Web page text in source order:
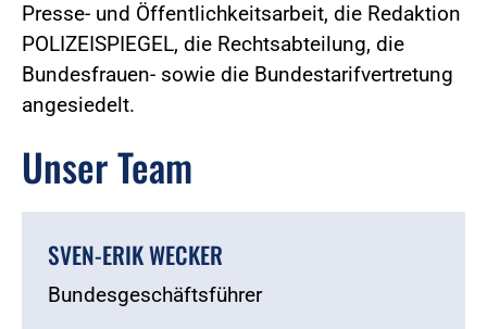
Presse- und Öffentlichkeitsarbeit, die Redaktion
POLIZEISPIEGEL, die Rechtsabteilung, die
Bundesfrauen- sowie die Bundestarifvertretung
angesiedelt.
Unser Team
SVEN-ERIK WECKER
Bundesgeschäftsführer